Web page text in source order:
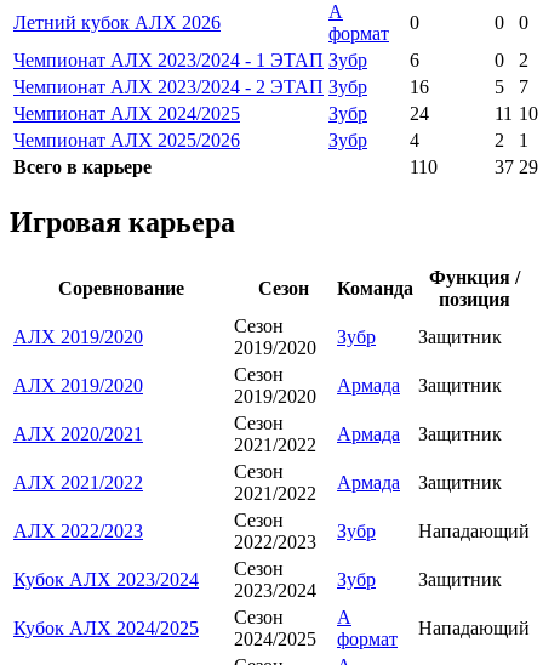
Летний кубок АЛХ 2026
А
формат
0 0
0
Чемпионат АЛХ 2023/2024 - 1 ЭТАП Зубр 6 0
2
Чемпионат АЛХ 2023/2024 - 2 ЭТАП Зубр 16 5
7
Чемпионат АЛХ 2024/2025
Зубр 24 11 10
Чемпионат АЛХ 2025/2026
Зубр 4 2
1
Всего в карьере
110 37 29
Игровая карьера
Соревнование Сезон Команда
Функция /
позиция
АЛХ 2019/2020
Сезон
2019/2020
Зубр Защитник
АЛХ 2019/2020
Сезон
2019/2020
Армада Защитник
АЛХ 2020/2021
Сезон
2021/2022
Армада Защитник
АЛХ 2021/2022
Сезон
2021/2022
Армада Защитник
АЛХ 2022/2023
Сезон
2022/2023
Зубр Нападающий
Кубок АЛХ 2023/2024
Сезон
2023/2024
Зубр Защитник
Кубок АЛХ 2024/2025
Сезон
2024/2025
А
формат
Нападающий